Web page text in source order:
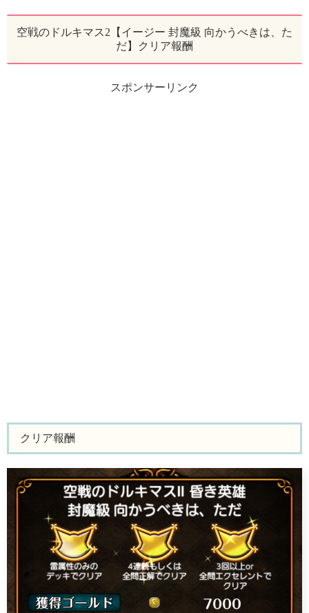
空戦のドルキマス2【イージー 封魔級 向かうべきは、た
だ】クリア報酬
スポンサーリンク
クリア報酬